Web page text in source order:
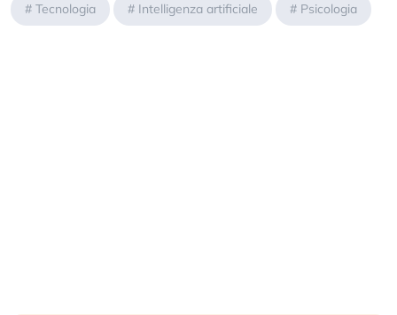
# Tecnologia # Intelligenza artificiale # Psicologia